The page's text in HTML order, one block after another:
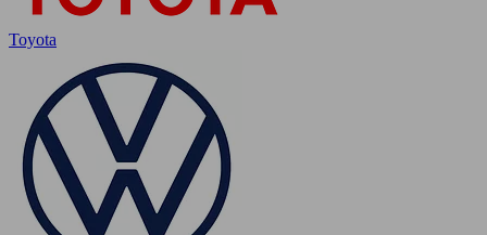
Toyota